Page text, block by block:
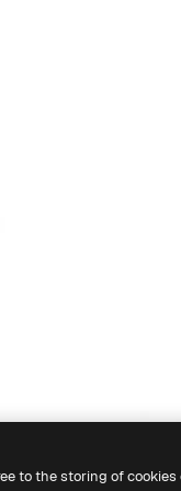
to the storing of